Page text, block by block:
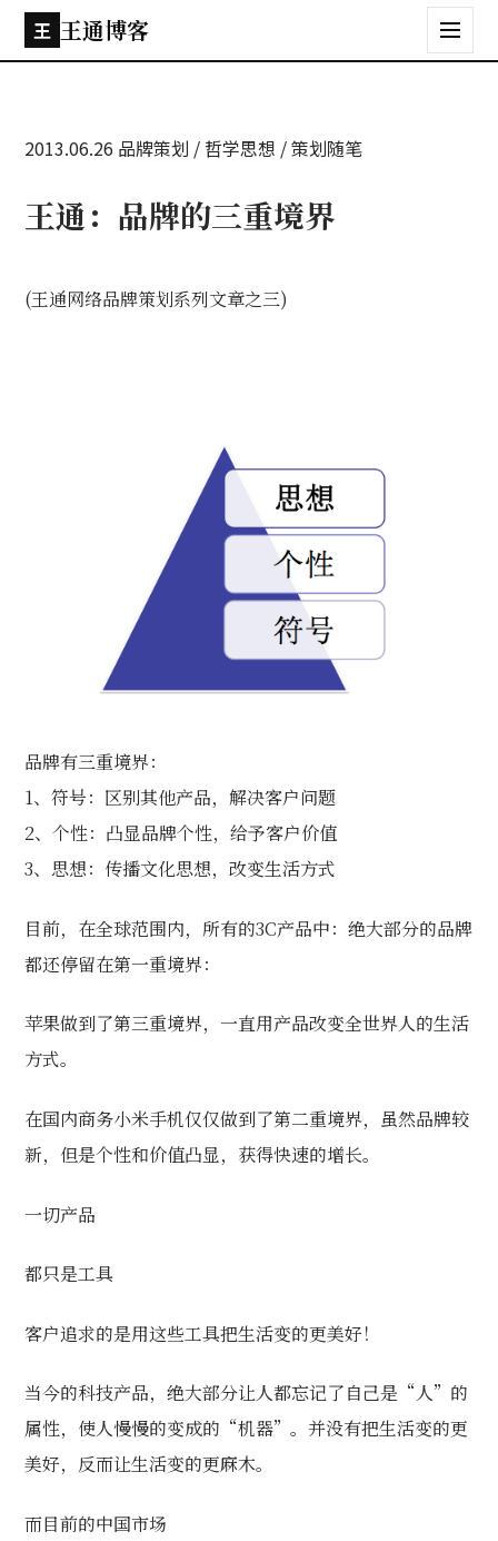
王 王通博客
2013.06.26 品牌策划 / 哲学思想 / 策划随笔
王通：品牌的三重境界
(王通网络品牌策划系列文章之三)
品牌有三重境界：
1、符号：区别其他产品，解决客户问题
2、个性：凸显品牌个性，给予客户价值
3、思想：传播文化思想，改变生活方式
目前，在全球范围内，所有的3C产品中：绝大部分的品牌
都还停留在第一重境界：
苹果做到了第三重境界，一直用产品改变全世界人的生活
方式。
在国内商务小米手机仅仅做到了第二重境界，虽然品牌较
新，但是个性和价值凸显，获得快速的增长。
一切产品
都只是工具
客户追求的是用这些工具把生活变的更美好！
当今的科技产品，绝大部分让人都忘记了自己是“人”的
属性，使人慢慢的变成的“机器”。并没有把生活变的更
美好，反而让生活变的更麻木。
而目前的中国市场